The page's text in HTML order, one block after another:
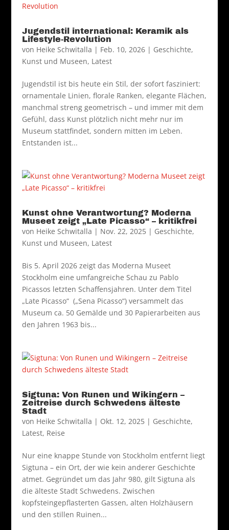
Jugendstil international: Keramik als
Lifestyle-Revolution
von Heike Schwitalla | Feb. 10, 2026| Geschichte,
Kunst und Museen, Latest
Jugendstil ist bis heute ein Stil, der sofort fasziniert:
ornamentale Linien, florale Ranken, elegante Flächen,
manchmal streng geometrisch – und immer mit dem
Gefühl, dass Kunst plötzlich nicht mehr nur im
Museum stattfindet, sondern mitten im Leben.
Entstanden ist...
Kunst ohne Verantwortung? Moderna
Museet zeigt „Late Picasso“ – kritikfrei
von Heike Schwitalla | Nov. 22, 2025| Geschichte,
Kunst und Museen, Latest
Bis 5. April 2026 zeigt das Moderna Museet
Stockholm eine umfangreiche Schau zu Pablo
Picassos letzten Schaffensjahren. Unter dem Titel
„Late Picasso“ („Sena Picasso“) versammelt das
Museum ca. 50 Gemälde und 30 Papierarbeiten aus
den Jahren 1963 bis...
Sigtuna: Von Runen und Wikingern –
Zeitreise durch Schwedens älteste
Stadt
von Heike Schwitalla | Okt. 12, 2025| Geschichte,
Latest, Reise
Nur eine knappe Stunde von Stockholm entfernt liegt
Sigtuna – ein Ort, der wie kein anderer Geschichte
atmet. Gegründet um das Jahr 980, gilt Sigtuna als
die älteste Stadt Schwedens. Zwischen
kopfsteingepflasterten Gassen, alten Holzhäusern
und den stillen Ruinen...